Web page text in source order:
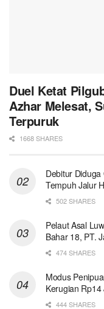
Duel Ketat
Azhar Melesat,
Terpuruk
1668 SHARES
Debitur
Tempuh Jalur
502 SHARES
Pelaut Asal
Bahar 18, PT.
474 SHARES
Modus
Kerugian Rp14
444 SHARES